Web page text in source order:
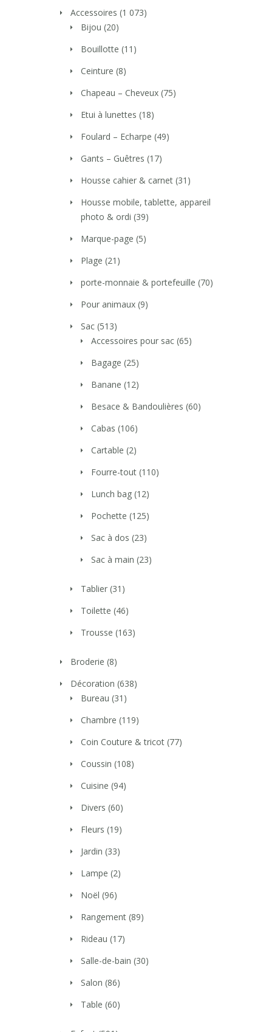
Accessoires (1 073)
Bijou (20)
Bouillotte (11)
Ceinture (8)
Chapeau – Cheveux (75)
Etui à lunettes (18)
Foulard – Echarpe (49)
Gants – Guêtres (17)
Housse cahier & carnet (31)
Housse mobile, tablette, appareil
photo & ordi (39)
Marque-page (5)
Plage (21)
porte-monnaie & portefeuille (70)
Pour animaux (9)
Sac (513)
Accessoires pour sac (65)
Bagage (25)
Banane (12)
Besace & Bandoulières (60)
Cabas (106)
Cartable (2)
Fourre-tout (110)
Lunch bag (12)
Pochette (125)
Sac à dos (23)
Sac à main (23)
Tablier (31)
Toilette (46)
Trousse (163)
Broderie (8)
Décoration (638)
Bureau (31)
Chambre (119)
Coin Couture & tricot (77)
Coussin (108)
Cuisine (94)
Divers (60)
Fleurs (19)
Jardin (33)
Lampe (2)
Noël (96)
Rangement (89)
Rideau (17)
Salle-de-bain (30)
Salon (86)
Table (60)